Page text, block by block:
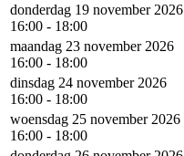
donderdag 19 november 2026
16:00 - 18:00
maandag 23 november 2026
16:00 - 18:00
dinsdag 24 november 2026
16:00 - 18:00
woensdag 25 november 2026
16:00 - 18:00